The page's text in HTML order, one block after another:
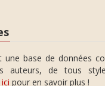
une base de données
auteurs, de tous
pour en savoir plus !